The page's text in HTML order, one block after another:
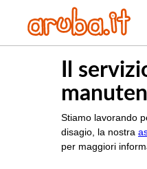
Il
Stiamo lavorando
disagio, la nostra
per maggiori